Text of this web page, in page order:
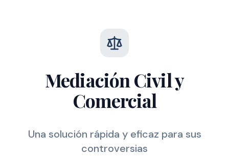
Mediación Civil y
Comercial
Una solución rápida y eficaz para sus
controversias